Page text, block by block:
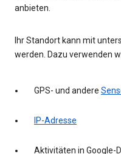
anbieten.
Ihr Standort kann mit
werden. Dazu verwenden
GPS- und andere
IP-Adresse
Aktivitäten in Google-